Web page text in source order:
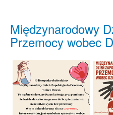
Międzynarodowy
Przemocy wobec